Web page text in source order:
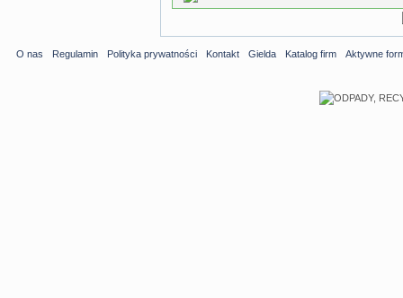
O nas Regulamin Polityka prywatności Kontakt Gielda Katalog firm Aktywne